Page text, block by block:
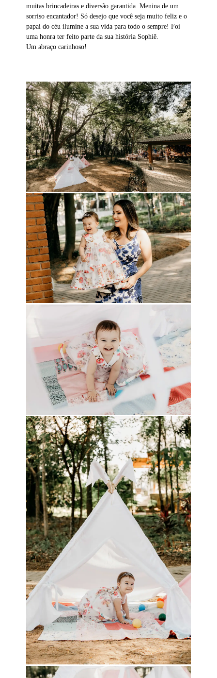
muitas brincadeiras e diversão garantida. Menina de um
sorriso encantador! Só desejo que você seja muito feliz e o
papai do céu ilumine a sua vida para todo o sempre! Foi
uma honra ter feito parte da sua história Sophiê.
Um abraço carinhoso!